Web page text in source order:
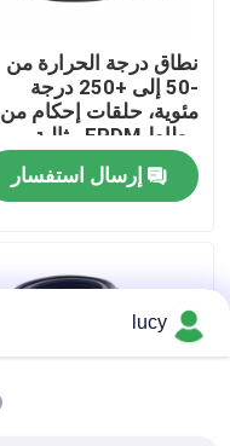
جولة في المعمل
ضبط الجودة
اتصل بنا
جميع القضايا
نطاق درجة الحرارة من
-50 إلى +250 درجة
مئوية، حلقات إحكام من
مطاط EPDM مثالية
لتطبيقات تصنيع
السيارات، حلول إحكام
متينة.
إرسال استفسار
lucy